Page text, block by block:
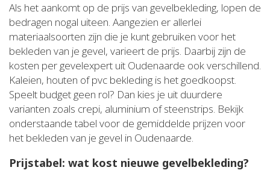
Als het aankomt op de prijs van gevelbekleding, lopen de
bedragen nogal uiteen. Aangezien er allerlei
materiaalsoorten zijn die je kunt gebruiken voor het
bekleden van je gevel, varieert de prijs. Daarbij zijn de
kosten per gevelexpert uit Oudenaarde ook verschillend.
Kaleien, houten of pvc bekleding is het goedkoopst.
Speelt budget geen rol? Dan kies je uit duurdere
varianten zoals crepi, aluminium of steenstrips. Bekijk
onderstaande tabel voor de gemiddelde prijzen voor
het bekleden van je gevel in Oudenaarde.
Prijstabel: wat kost nieuwe gevelbekleding?